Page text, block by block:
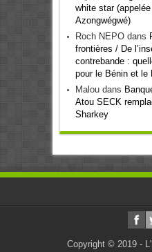
white star
Azongwégwé)
Roch NEPOdans
frontières / De
contrebande :
pour le Bénin et le
Maloudans
Atou SECK
Sharkey
Copyright © 2019 -